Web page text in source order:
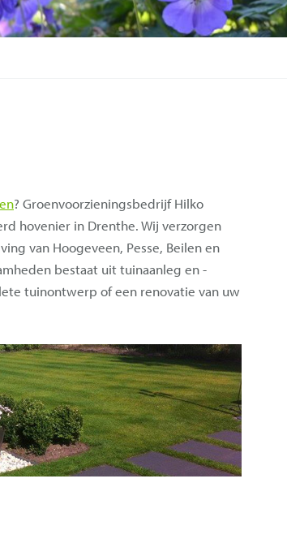
? Groenvoorzieningsbedrijf Hilko
hovenier in Drenthe. Wij verzorgen
van Hoogeveen, Pesse, Beilen en
bestaat uit tuinaanleg en -
tuinontwerp of een renovatie van uw